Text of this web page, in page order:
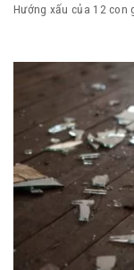
Hướng xấu của 12 con